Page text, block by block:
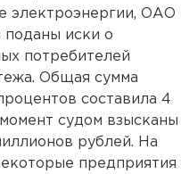
электроэнергии, ОАО
поданы иски о
потребителей
Общая сумма
составила 4
судом взысканы
рублей. На
предприятия